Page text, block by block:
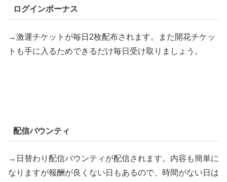
ログインボーナス
→激運チケットが毎日2枚配布されます。また開花チケッ
トも手に入るためできるだけ毎日受け取りましょう。
配信バウンティ
→日替わり配信バウンティが配信されます。内容も簡単に
なりますが報酬が良くない日もあるので、時間がない日は